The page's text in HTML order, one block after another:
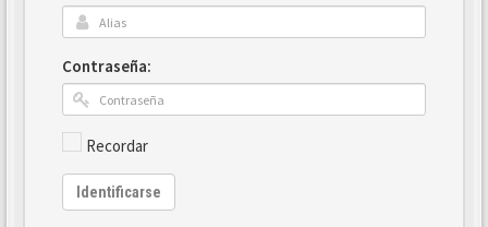
Contraseña:
Recordar
Identificarse